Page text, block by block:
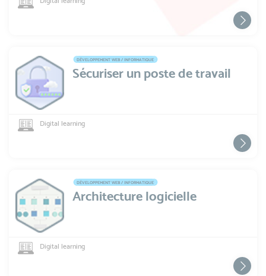
DÉVELOPPEMENT WEB / INFORMATIQUE
Sécuriser un poste de travail
Digital learning
DÉVELOPPEMENT WEB / INFORMATIQUE
Architecture logicielle
Digital learning